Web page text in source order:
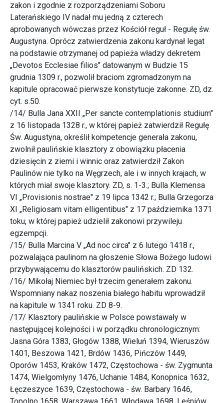
zakon i zgodnie z rozporządzeniami Soboru
Laterańskiego IV nadał mu jedną z czterech
aprobowanych wówczas przez Kościół reguł - Regułę św.
Augustyna. Oprócz zatwierdzenia zakonu kardynał legat
na podstawie otrzymanej od papieża władzy dekretem
„Devotos Ecclesiae filios" datowanym w Budzie 15
grudnia 1309 r., pozwolił braciom zgromadzonym na
kapitule opracować pierwsze konstytucje zakonne. ZD, dz.
cyt. s.50.
/14/ Bulla Jana XXII „Per sancte contemplationis studium"
z 16 listopada 1328 r., w której papież zatwierdził Regułę
Św. Augustyna, określił kompetencje generała zakonu,
zwolnił paulińskie klasztory z obowiązku płacenia
dziesięcin z ziemi i winnic oraz zatwierdził Zakon
Paulinów nie tylko na Węgrzech, ale i w innych krajach, w
których miał swoje klasztory. ZD, s. 1-3.; Bulla Klemensa
VI „Provisionis nostrae" z 19 lipca 1342 r.; Bulla Grzegorza
XI „Religiosam vitam elligentibus" z 17 października 1371
toku, w której papież udzielił zakonowi przywileju
egzempcji.
/15/ Bulla Marcina V „Ad noc circa" z 6 lutego 1418 r.,
pozwalająca paulinom na głoszenie Słowa Bożego ludowi
przybywającemu do klasztorów paulińskich. ZD 132.
/16/ Mikołaj Niemiec był trzecim generałem zakonu.
Wspomniany nakaz noszenia białego habitu wprowadził
na kapitule w 1341 roku. ZD 8-9.
/17/ Klasztory paulińskie w Polsce powstawały w
następującej kolejności i w porządku chronologicznym:
Jasna Góra 1383, Głogów 1388, Wieluń 1394, Wieruszów
1401, Beszowa 1421, Brdów 1436, Pińczów 1449,
Oporów 1453, Kraków 1472, Częstochowa - św. Zygmunta
1474, Wielgomłyny 1476, Uchanie 1484, Konopnica 1632,
Łęczeszyce 1639, Częstochowa - św. Barbary 1646,